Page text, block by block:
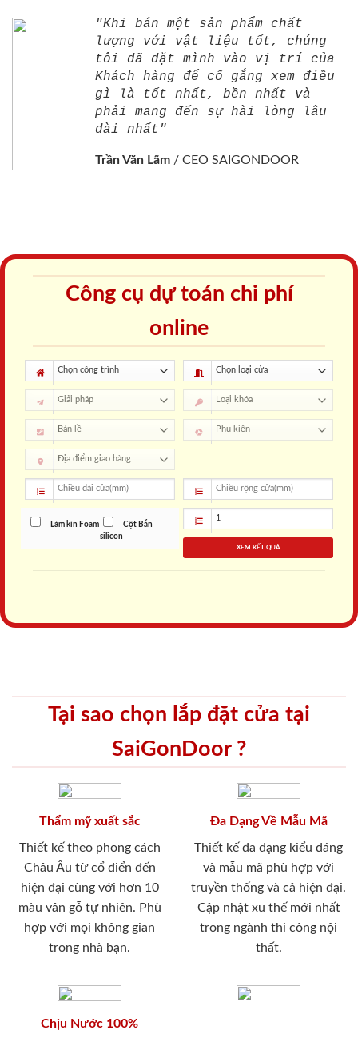
"Khi bán một sản phẩm chất
lượng với vật liệu tốt, chúng
tôi đã đặt mình vào vị trí của
Khách hàng để cố gắng xem điều
gì là tốt nhất, bền nhất và
phải mang đến sự hài lòng lâu
dài nhất"
Trần Văn Lãm / CEO SAIGONDOOR
Công cụ dự toán chi phí
online
Làm kín Foam
Cột Bắn
silicon
XEM KẾT QUẢ
Tại sao chọn lắp đặt cửa tại
SaiGonDoor ?
Thẩm mỹ xuất sắc
Thiết kế theo phong cách
Châu Âu từ cổ điển đến
hiện đại cùng với hơn 10
màu vân gỗ tự nhiên. Phù
hợp với mọi không gian
trong nhà bạn.
Đa Dạng Về Mẫu Mã
Thiết kế đa dạng kiểu dáng
và mẫu mã phù hợp với
truyền thống và cả hiện đại.
Cập nhật xu thế mới nhất
trong ngành thi công nội
thất.
Chịu Nước 100%